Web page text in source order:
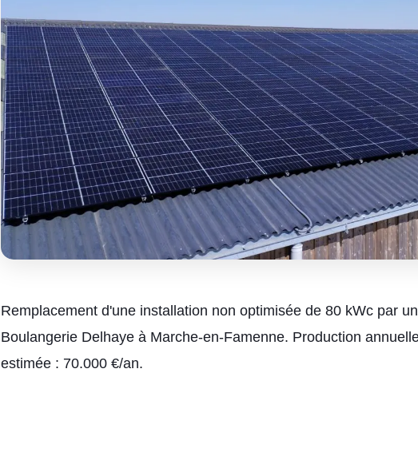
Remplacement d'une installation non optimisée de 80 kWc par
Boulangerie Delhaye à Marche-en-Famenne. Production
estimée : 70.000 €/an.